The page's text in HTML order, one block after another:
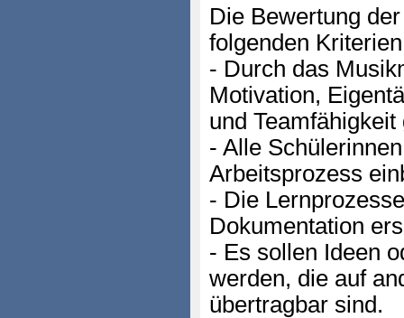
Die Bewertung
folgenden
- Durch das
Motivation,
und
- Alle
Arbeitsprozess
- Die
Dokumentation
- Es sollen Ideen
werden, die auf
übertragbar sind.